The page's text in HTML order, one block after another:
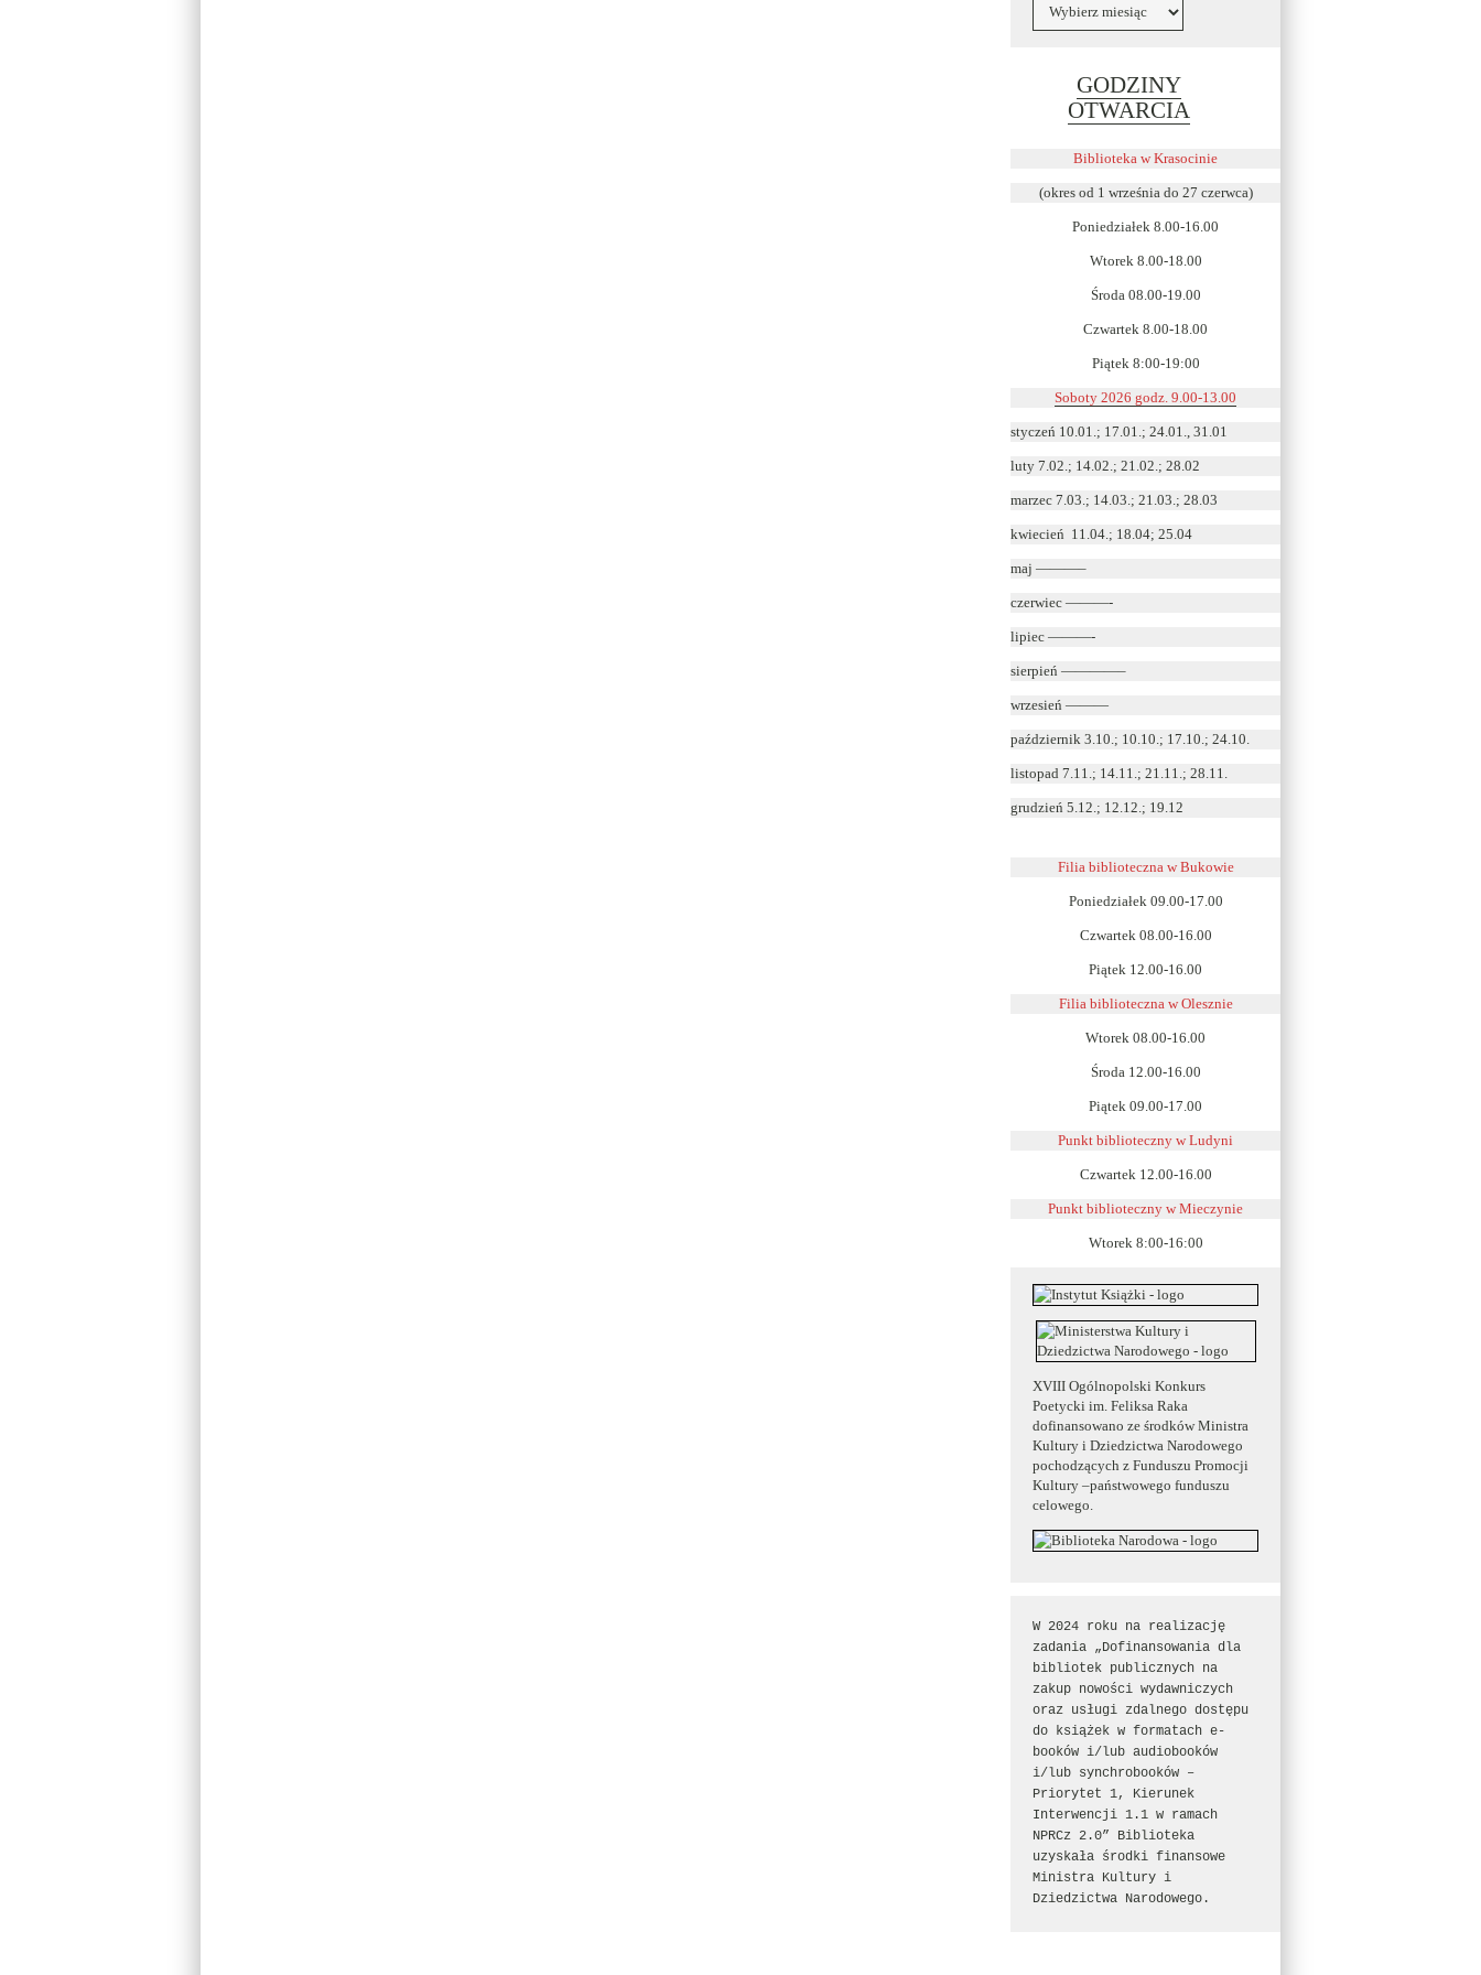
GODZINY
OTWARCIA
się
w
oknie
Biblioteka w Krasocinie
(okres od 1 września do 27 czerwca)
Poniedziałek 8.00-16.00
Wtorek 8.00-18.00
Środa 08.00-19.00
Czwartek 8.00-18.00
Piątek 8:00-19:00
Soboty 2026 godz. 9.00-13.00
styczeń 10.01.; 17.01.; 24.01., 31.01
luty 7.02.; 14.02.; 21.02.; 28.02
marzec 7.03.; 14.03.; 21.03.; 28.03
kwiecień 11.04.; 18.04; 25.04
maj ———–
czerwiec ———-
lipiec ———-
sierpień ————–
wrzesień ———
październik 3.10.; 10.10.; 17.10.; 24.10.
listopad 7.11.; 14.11.; 21.11.; 28.11.
grudzień 5.12.; 12.12.; 19.12
Filia biblioteczna w Bukowie
Poniedziałek 09.00-17.00
Czwartek 08.00-16.00
Piątek 12.00-16.00
Filia biblioteczna w Olesznie
Wtorek 08.00-16.00
Środa 12.00-16.00
Piątek 09.00-17.00
Punkt biblioteczny w Ludyni
Czwartek 12.00-16.00
Punkt biblioteczny w Mieczynie
Wtorek 8:00-16:00
XVIII Ogólnopolski Konkurs
Poetycki im. Feliksa Raka
dofinansowano ze środków Ministra
Kultury i Dziedzictwa Narodowego
pochodzących z Funduszu Promocji
Kultury –państwowego funduszu
celowego.
W 2024 roku na realizację
zadania „Dofinansowania dla
bibliotek publicznych na
zakup nowości wydawniczych
oraz usługi zdalnego dostępu
do książek w formatach e-
booków i/lub audiobooków
i/lub synchrobooków –
Priorytet 1, Kierunek
Interwencji 1.1 w ramach
NPRCz 2.0” Biblioteka
uzyskała środki finansowe
Ministra Kultury i
Dziedzictwa Narodowego.